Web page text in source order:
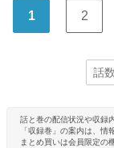
1 2
話と巻の配信状況や収録
「収録巻」の案内は、情
まとめ買いは会員限定の